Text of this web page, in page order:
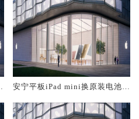
安宁平板iPad mini换原装电池维